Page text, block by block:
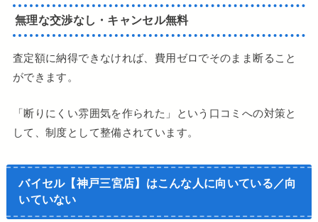
無理な交渉なし・キャンセル無料
査定額に納得できなければ、費用ゼロでそのまま断ること
ができます。
「断りにくい雰囲気を作られた」という口コミへの対策と
して、制度として整備されています。
バイセル【神戸三宮店】はこんな人に向いている／向
いていない